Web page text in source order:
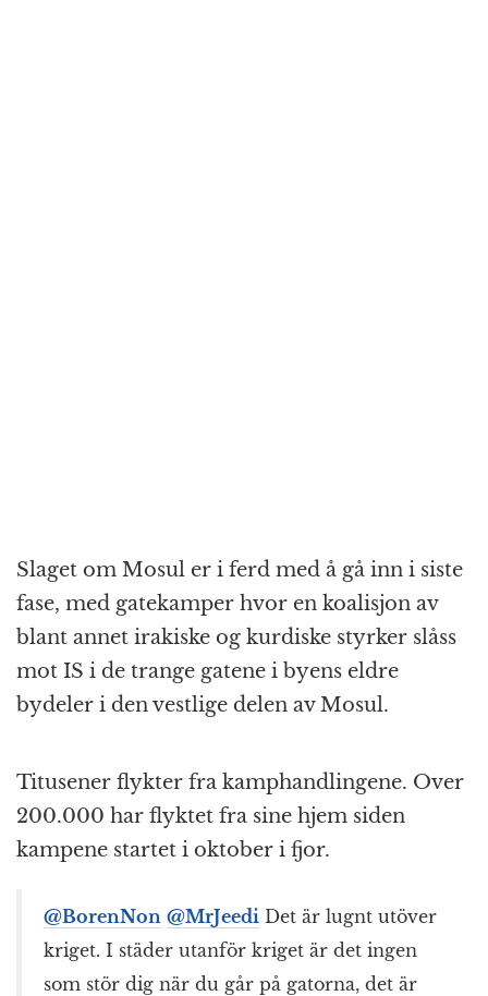
Slaget om Mosul er i ferd med å gå inn i siste
fase, med gatekamper hvor en koalisjon av
blant annet irakiske og kurdiske styrker slåss
mot IS i de trange gatene i byens eldre
bydeler i den vestlige delen av Mosul.
Titusener flykter fra kamphandlingene. Over
200.000 har flyktet fra sine hjem siden
kampene startet i oktober i fjor.
@BorenNon @MrJeedi Det är lugnt utöver
kriget. I städer utanför kriget är det ingen
som stör dig när du går på gatorna, det är